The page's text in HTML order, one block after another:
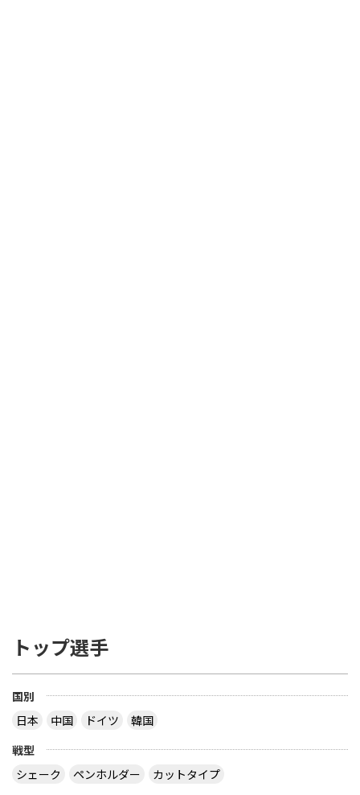
トップ選手
国別
日本
中国 ドイツ
韓国
戦型
シェーク
ペンホルダー カットタイプ